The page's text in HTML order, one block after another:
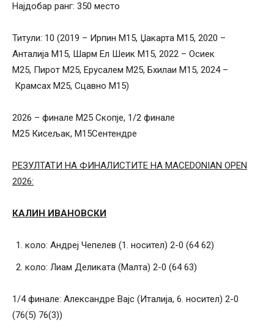
Најдобар ранг: 350 место
Титули: 10 (2019 – Ирпин М15, Џакарта М15, 2020 –
Анталија М15, Шарм Ел Шеик М15, 2022 – Осиек
М25, Пирот М25, Ерусалем М25, Бхилаи М15, 2024 –
Крамсах М25, Сцавно М15)
2026 – финале М25 Скопје, 1/2 финале
М25 Кисељак, М15Сентендре
РЕЗУЛТАТИ НА ФИНАЛИСТИТЕ НА MACEDONIAN OPEN
2026:
КАЛИН ИВАНОВСКИ
коло: Андреј Чепелев (1. носител) 2-0 (64 62)
коло: Лиам Деликата (Малта) 2-0 (64 63)
1/4 финале: Александре Вајс (Италија, 6. носител) 2-0
(76(5) 76(3))